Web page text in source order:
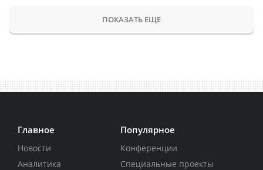
ПОКАЗАТЬ ЕЩЕ
Главное
Новости
Аналитика
Популярное
Конференции
Специальные проекты